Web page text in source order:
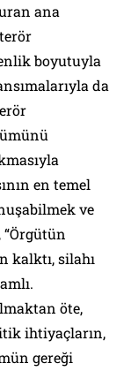
ana
boyutuyla
da
en temel
ve
“Örgütün
kalktı, silahı
öte,
ihtiyaçların,
gereği